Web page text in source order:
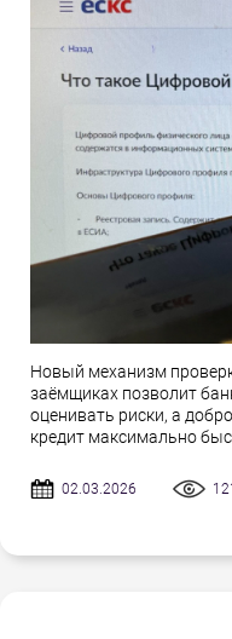
Новый механизм
заёмщиках позволит
оценивать риски, а
кредит максимально
02.03.2026